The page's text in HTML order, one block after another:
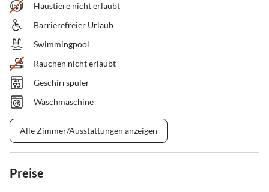
Haustiere nicht erlaubt
Barrierefreier Urlaub
Swimmingpool
Rauchen nicht erlaubt
Geschirrspüler
Waschmaschine
Alle Zimmer/Ausstattungen anzeigen
Preise